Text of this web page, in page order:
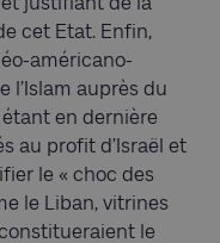
cet Etat. Enfin,
américano-
l’Islam auprès du
en dernière
au profit d’Israël et
le « choc des
le Liban, vitrines
le